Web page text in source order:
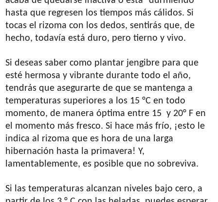
hasta que regresen los tiempos más cálidos. Si
tocas el rizoma con los dedos, sentirás que, de
hecho, todavía está duro, pero tierno y vivo.
Si deseas saber como plantar jengibre para que
esté hermosa y vibrante durante todo el año,
tendrás que asegurarte de que se mantenga a
temperaturas superiores a los 15 °C en todo
momento, de manera óptima entre 15 y 20° F en
el momento más fresco. Si hace más frío, ¡esto le
indica al rizoma que es hora de una larga
hibernación hasta la primavera! Y,
lamentablemente, es posible que no sobreviva.
Si las temperaturas alcanzan niveles bajo cero, a